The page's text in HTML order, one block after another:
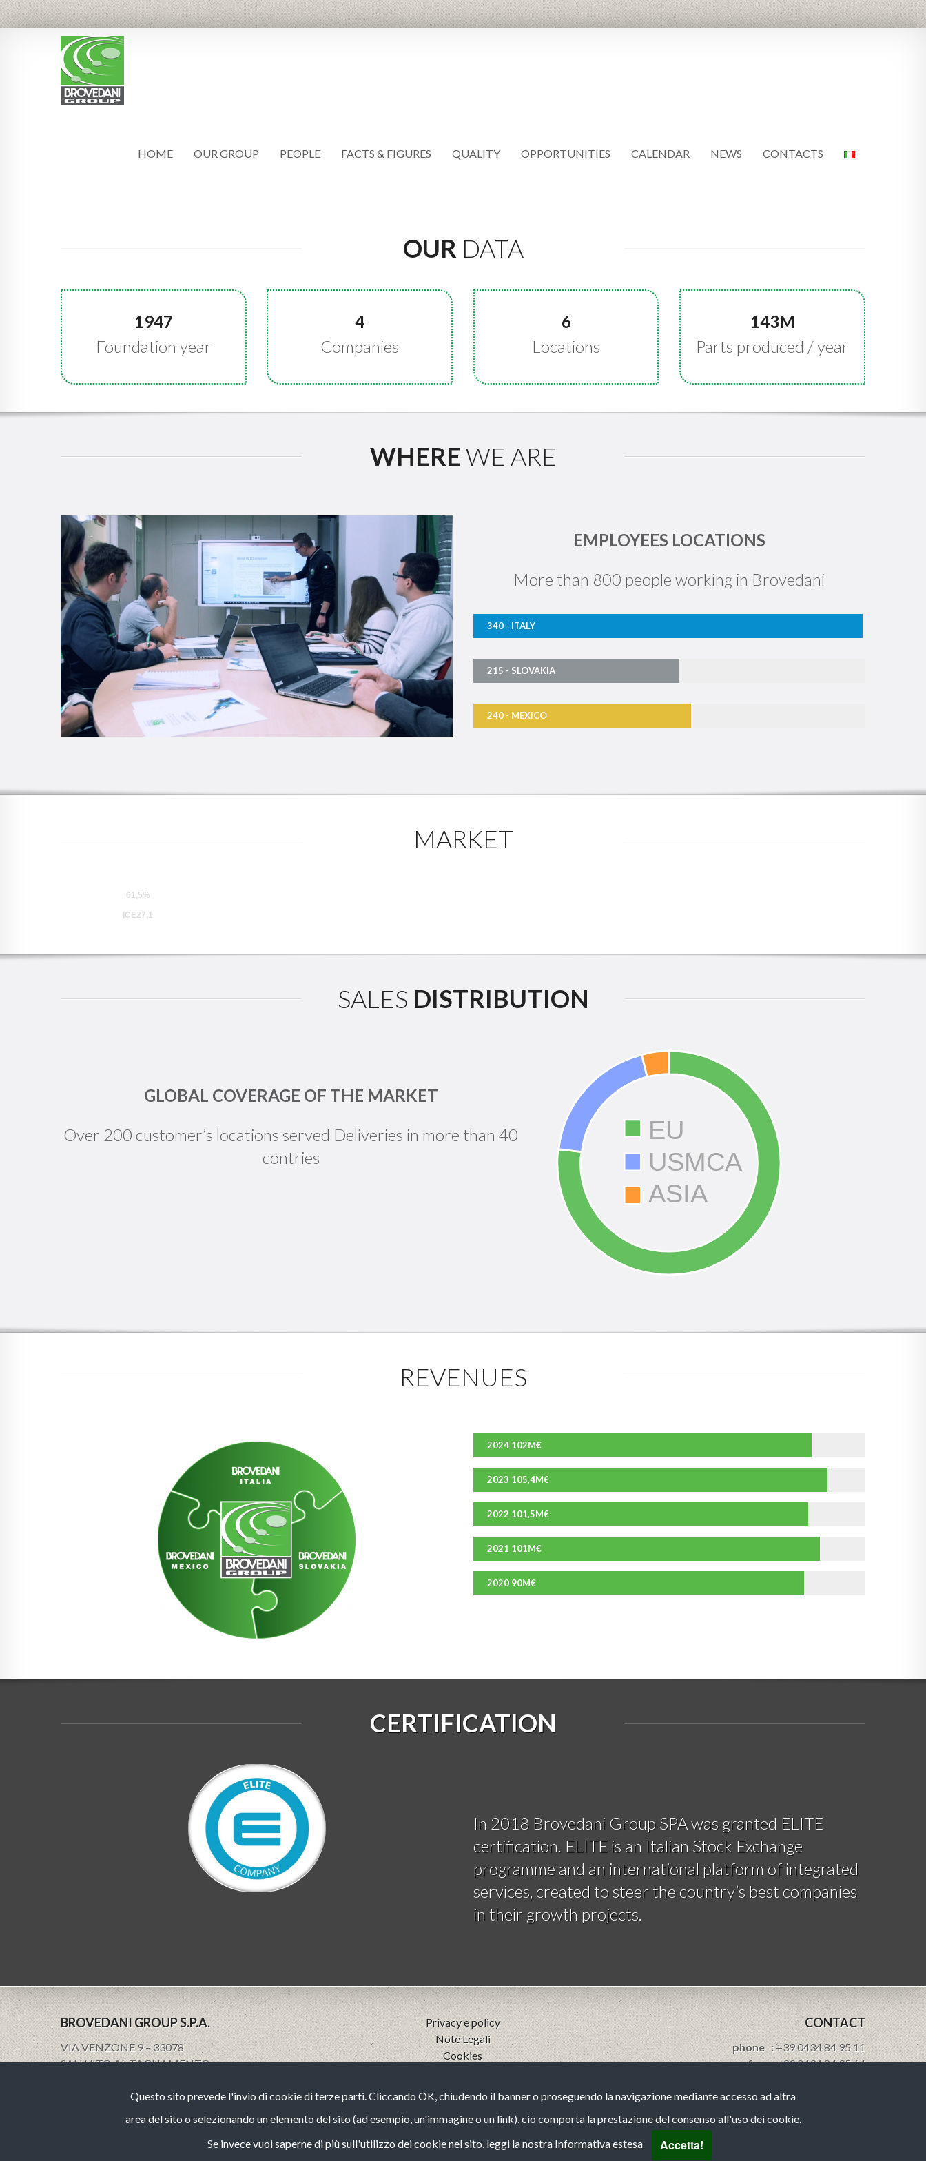
HOME OUR GROUP PEOPLE FACTS & FIGURES QUALITY OPPORTUNITIES CALENDAR NEWS CONTACTS
OUR DATA
1947
Foundation year
4
Companies
6
Locations
143M
Parts produced / year
WHEREWE ARE
EMPLOYEES LOCATIONS
More than 800 people working in Brovedani
340 - ITALY
215 - SLOVAKIA
240 - MEXICO
MARKET
61,5%
ICE27,1
SALES DISTRIBUTION
GLOBAL COVERAGE OF THE MARKET
Over 200 customer’s locations served Deliveries in more than 40
contries
REVENUES
2024 102M€
2023 105,4M€
2022 101,5M€
2021 101M€
2020 90M€
CERTIFICATION
In 2018 Brovedani Group SPA was granted ELITE
certification. ELITE is an Italian Stock Exchange
programme and an international platform of integrated
services, created to steer the country’s best companies
in their growth projects.
BROVEDANI GROUP S.P.A.
VIA VENZONE 9 – 33078
SAN VITO AL TAGLIAMENTO
VAT IT01533350938
www.brovedanigroup.com
Privacy e policy
Note Legali
Cookies
Bilancio di Sostenibilità
CONTACT
phone :+39 0434 84 95 11
fax :+39 0434 84 95 64
Questo sito prevede l'invio di cookie di terze parti. Cliccando OK, chiudendo il banner o proseguendo la navigazione mediante accesso ad altra
area del sito o selezionando un elemento del sito (ad esempio, un'immagine o un link), ciò comporta la prestazione del consenso all'uso dei cookie.
Se invece vuoi saperne di più sull'utilizzo dei cookie nel sito, leggi la nostra Informativa estesa Accetta!